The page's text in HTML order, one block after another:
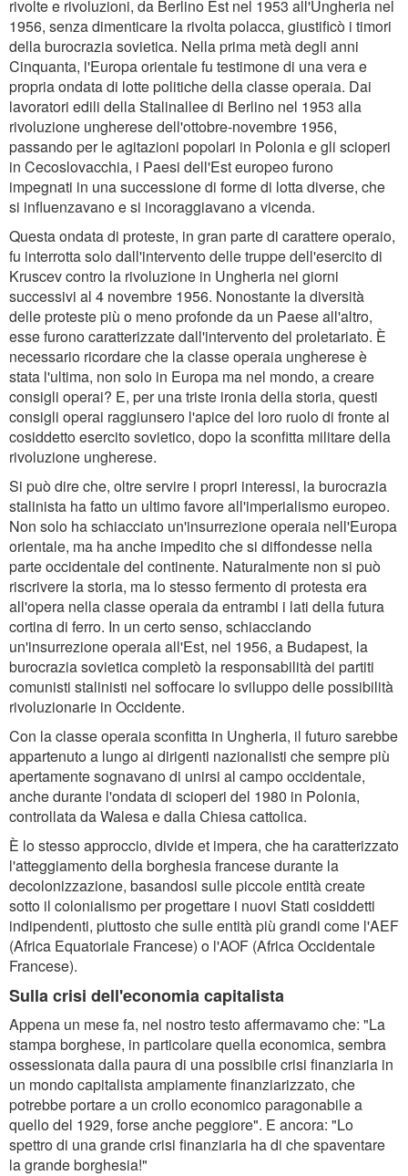
rivolte e rivoluzioni, da Berlino Est nel 1953 all'Ungheria nel
1956, senza dimenticare la rivolta polacca, giustificò i timori
della burocrazia sovietica. Nella prima metà degli anni
Cinquanta, l'Europa orientale fu testimone di una vera e
propria ondata di lotte politiche della classe operaia. Dai
lavoratori edili della Stalinallee di Berlino nel 1953 alla
rivoluzione ungherese dell'ottobre-novembre 1956,
passando per le agitazioni popolari in Polonia e gli scioperi
in Cecoslovacchia, i Paesi dell'Est europeo furono
impegnati in una successione di forme di lotta diverse, che
si influenzavano e si incoraggiavano a vicenda.
Questa ondata di proteste, in gran parte di carattere operaio,
fu interrotta solo dall'intervento delle truppe dell'esercito di
Kruscev contro la rivoluzione in Ungheria nei giorni
successivi al 4 novembre 1956. Nonostante la diversità
delle proteste più o meno profonde da un Paese all'altro,
esse furono caratterizzate dall'intervento del proletariato. È
necessario ricordare che la classe operaia ungherese è
stata l'ultima, non solo in Europa ma nel mondo, a creare
consigli operai? E, per una triste ironia della storia, questi
consigli operai raggiunsero l'apice del loro ruolo di fronte al
cosiddetto esercito sovietico, dopo la sconfitta militare della
rivoluzione ungherese.
Si può dire che, oltre servire i propri interessi, la burocrazia
stalinista ha fatto un ultimo favore all'imperialismo europeo.
Non solo ha schiacciato un'insurrezione operaia nell'Europa
orientale, ma ha anche impedito che si diffondesse nella
parte occidentale del continente. Naturalmente non si può
riscrivere la storia, ma lo stesso fermento di protesta era
all'opera nella classe operaia da entrambi i lati della futura
cortina di ferro. In un certo senso, schiacciando
un'insurrezione operaia all'Est, nel 1956, a Budapest, la
burocrazia sovietica completò la responsabilità dei partiti
comunisti stalinisti nel soffocare lo sviluppo delle possibilità
rivoluzionarie in Occidente.
Con la classe operaia sconfitta in Ungheria, il futuro sarebbe
appartenuto a lungo ai dirigenti nazionalisti che sempre più
apertamente sognavano di unirsi al campo occidentale,
anche durante l'ondata di scioperi del 1980 in Polonia,
controllata da Walesa e dalla Chiesa cattolica.
È lo stesso approccio, divide et impera, che ha caratterizzato
l'atteggiamento della borghesia francese durante la
decolonizzazione, basandosi sulle piccole entità create
sotto il colonialismo per progettare i nuovi Stati cosiddetti
indipendenti, piuttosto che sulle entità più grandi come l'AEF
(Africa Equatoriale Francese) o l'AOF (Africa Occidentale
Francese).
Sulla crisi dell'economia capitalista
Appena un mese fa, nel nostro testo affermavamo che: "La
stampa borghese, in particolare quella economica, sembra
ossessionata dalla paura di una possibile crisi finanziaria in
un mondo capitalista ampiamente finanziarizzato, che
potrebbe portare a un crollo economico paragonabile a
quello del 1929, forse anche peggiore". E ancora: "Lo
spettro di una grande crisi finanziaria ha di che spaventare
la grande borghesia!"